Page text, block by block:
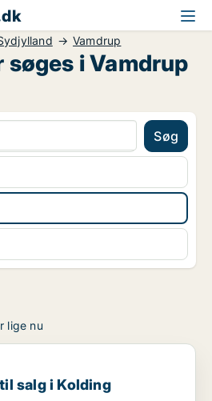
Vamdrup
søges i Vamdrup
Søg
lige nu
i Kolding
salg i Kolding